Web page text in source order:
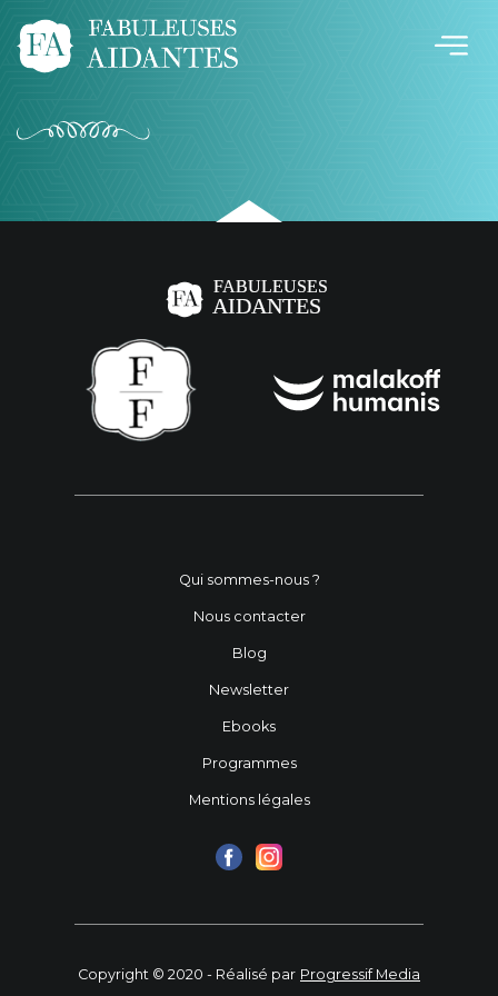
Qui sommes-nous ?
Nous contacter
Blog
Newsletter
Ebooks
Programmes
Mentions légales
Copyright © 2020 - Réalisé par Progressif Media